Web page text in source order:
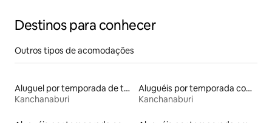
Destinos para conhecer
Outros tipos de acomodações
Aluguel por temporada de tendas
Kanchanaburi
Aluguéis por temporada com acesso ao lago
Kanchanaburi